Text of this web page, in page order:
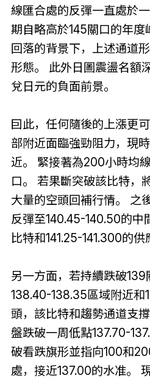
線匯合處的反彈一直處於
期自略高於145關口的年
回落的背景下，上述通道
形態。 此外日圖震盪名額
兌日元的負面前景。
囙此，任何隨後的上漲更
部附近面臨強勁阻力，現
近。 緊接著為200小時均
口。 若果斷突破該比特，
大量的空頭回補行情。 之
反彈至140.45-140.50的中
比特和141.25-141.300的供
另一方面，若持續跌破
138.40-138.35區域附近和
頭，該比特和趨勢通道支
盤跌破一周低點137.70-
破看跌旗形並指向100和
處，接近137.00的水准。